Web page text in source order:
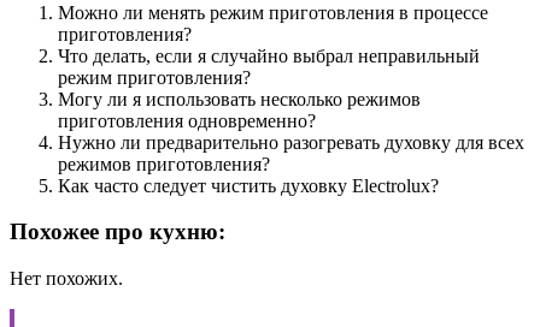
Можно ли менять режим приготовления в процессе
приготовления?
Что делать, если я случайно выбрал неправильный
режим приготовления?
Могу ли я использовать несколько режимов
приготовления одновременно?
Нужно ли предварительно разогревать духовку для всех
режимов приготовления?
Как часто следует чистить духовку Electrolux?
Похожее про кухню:
Нет похожих.